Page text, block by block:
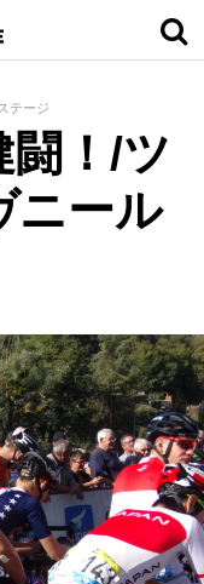
テージ
闘！/ツ
ニール